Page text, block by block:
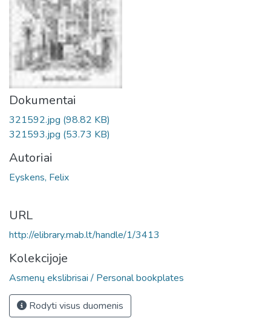
Dokumentai
321592.jpg (98.82 KB)
321593.jpg (53.73 KB)
Autoriai
Eyskens, Felix
URL
http://elibrary.mab.lt/handle/1/3413
Kolekcijoje
Asmenų ekslibrisai / Personal bookplates
Rodyti visus duomenis